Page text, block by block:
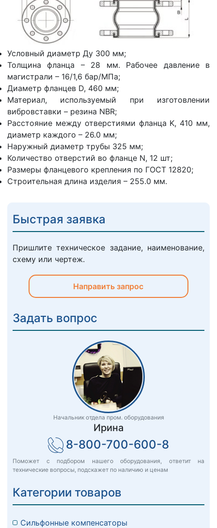
Условный диаметр Ду 300 мм;
Толщина фланца – 28 мм. Рабочее давление в
магистрали – 16/1,6 бар/МПа;
Диаметр фланцев D, 460 мм;
Материал, используемый при изготовлении
вибровставки – резина NBR;
Расстояние между отверстиями фланца K, 410 мм,
диаметр каждого – 26.0 мм;
Наружный диаметр трубы 325 мм;
Количество отверстий во фланце N, 12 шт;
Размеры фланцевого крепления по ГОСТ 12820;
Строительная длина изделия – 255.0 мм.
Быстрая заявка
Пришлите техническое задание, наименование,
схему или чертеж.
Направить запрос
Задать вопрос
Начальник отдела пром. оборудования
Ирина
8-800-700-600-8
Поможет с подбором нашего оборудования, ответит на
технические вопросы, подскажет по наличию и ценам
Категории товаров
Сильфонные компенсаторы